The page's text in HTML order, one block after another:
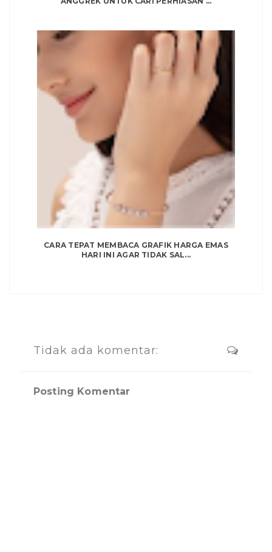
CARA TEPAT MEMBACA GRAFIK HARGA EMAS
HARI INI AGAR TIDAK SAL...
Tidak ada komentar:
Posting Komentar